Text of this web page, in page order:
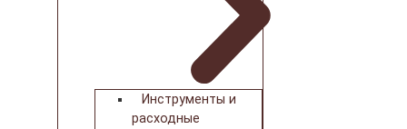
Инструменты и
расходные